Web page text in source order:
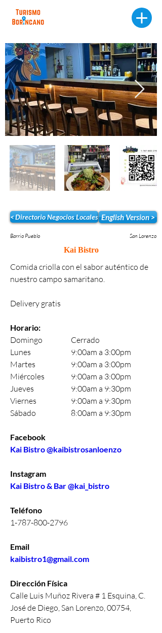
< Directorio Negocios Locales English Version >
Barrio Pueblo San Lorenzo
Kai Bistro
Comida criolla con el sabor auténtico de
nuestro campo samaritano.
Delivery gratis
Horario:
Domingo		Cerrado
Lunes 		9:00am a 3:00pm
Martes		9:00am a 3:00pm
Miércoles		9:00am a 3:00pm
Jueves		9:00am a 9:30pm
Viernes		9:00am a 9:30pm
Sábado		8:00am a 9:30pm
Facebook
Kai Bistro @kaibistrosanloenzo
Instagram
Kai Bistro & Bar @kai_bistro
Teléfono
1-787-800-2796
Email
kaibistro1@gmail.com
Dirección Física
Calle Luis Muñoz Rivera # 1 Esquina, C.
José de Diego, San Lorenzo, 00754,
Puerto Rico